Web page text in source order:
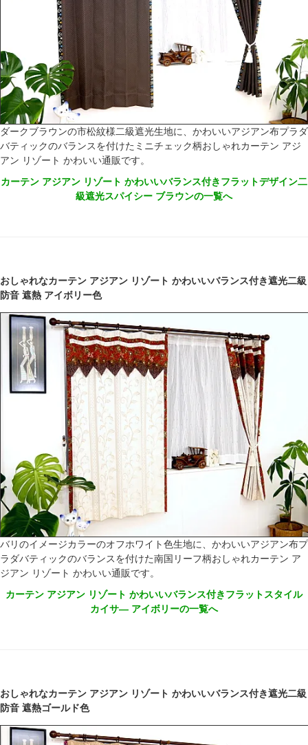
ダークブラウンの市松紋様二級遮光生地に、かわいいアジアン布プラダ
バティックのバランスを付けたミニチェック柄おしゃれカーテン アジ
アン リゾート かわいい通販です。
カーテン アジアン リゾート かわいいバランス付きフラットデザイン二
級遮光スパイシー ブラウンの一覧へ
おしゃれなカーテン アジアン リゾート かわいいバランス付き遮光二級
防音 遮熱 アイボリー色
バリのイメージカラーのオフホワイト色生地に、かわいいアジアン布プ
ラダバティックのバランスを付けた南国リーフ柄おしゃれカーテン ア
ジアン リゾート かわいい通販です。
カーテン アジアン リゾート かわいいバランス付きフラットスタイル
カイサ― アイボリーの一覧へ
おしゃれなカーテン アジアン リゾート かわいいバランス付き遮光二級
防音 遮熱ゴールド色